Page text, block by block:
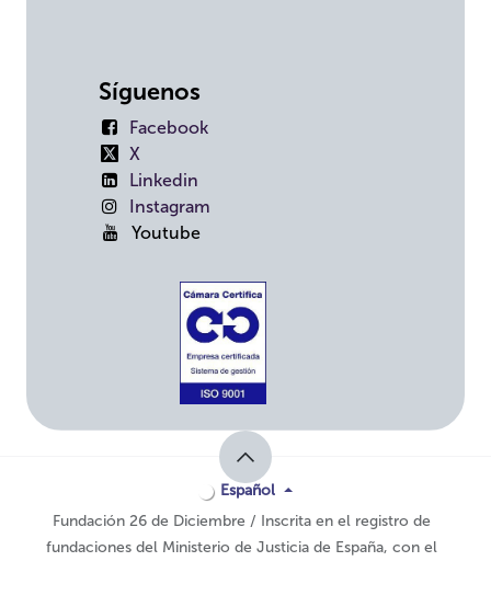
Síguenos
Facebook
X
Linkedin
Instagram
Youtube
Fundación 26 de Diciembre / Inscrita en el registro de
fundaciones del Ministerio de Justicia de España, con el
Español